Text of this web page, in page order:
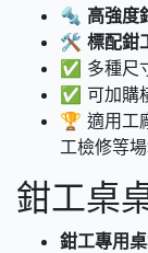
🔩 高強度
🛠️ 標配鉗
✅ 多種尺
✅ 可加購
🏆 適用工
工檢修等
鉗工桌
鉗工專用